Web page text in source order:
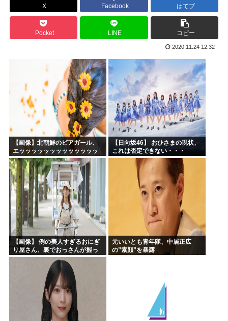
お前ら今期アニメ何見てるの？
【衝撃】 韓国人「箱根駅伝、走りながら乾杯してた」
ケンモメンの生きがいはなに？安倍晋三以外で
夏場のロリコンおま●こが蒸れ蒸れしててエッチなぷりきゅあ...
高市早苗、今日長崎で平和祈念式典に参列して被爆体験者と面...
ワールドトリガー、対A級戦闘試験開始から約1年経過
名探偵プリキュア！ 反省会
韓国人「日本の某全国チェーン店の商品写真が話題になってい...
X Facebook はてブ
Pocket LINE コピー
2020.11.24 12:32
【画像】北朝鮮のビアガール、
エッッッッッッッッッッッッッ
ッッッッ！
【日向坂46】 おひさまの現状、
これは否定できない・・・
【画像】 例の美人すぎるおにぎ
り屋さん、裏でおっさんが握っ
ていたｗｗｗｗｗｗｗｗｗｗｗ
元いいとも青年隊、中居正広
の”素顔”を暴露